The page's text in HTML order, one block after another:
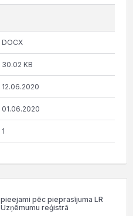
DOCX
30.02 KB
12.06.2020
01.06.2020
1
pieejami pēc pieprasījuma LR
Uzņēmumu reģistrā